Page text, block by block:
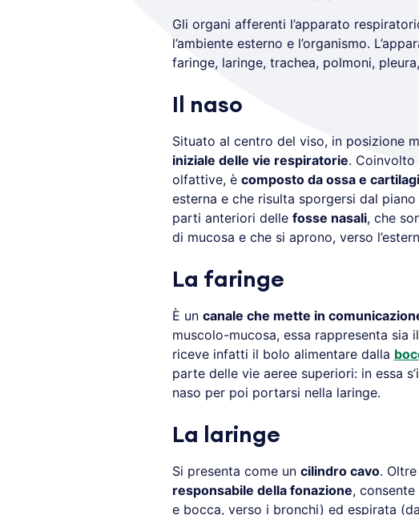
Gli organi afferenti l’apparato
l’ambiente esterno e l’organismo.
faringe, laringe, trachea, polmoni,
Il naso
Situato al centro del viso, in posizione
iniziale delle vie respiratorie.
olfattive, è composto da ossa e
esterna e che risulta sporgersi dal
parti anteriori delle fosse nasali, che
di mucosa e che si aprono, verso
La faringe
È un canale che mette in
muscolo-mucosa, essa rappresenta
riceve infatti il bolo alimentare dalla
parte delle vie aeree superiori: in essa
naso per poi portarsi nella laringe.
La laringe
Si presenta come un cilindro cavo. Oltre
responsabile della fonazione, consente
e bocca, verso i bronchi) ed espirata